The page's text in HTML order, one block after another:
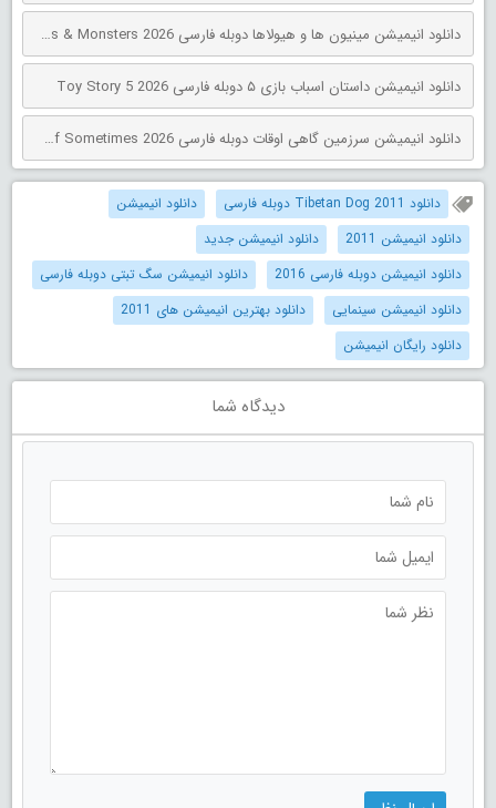
دانلود انیمیشن مینیون‌ ها و هیولاها دوبله فارسی Minions & Monsters 2026
دانلود انیمیشن داستان اسباب بازی ۵ دوبله فارسی Toy Story 5 2026
دانلود انیمیشن سرزمین گاهی اوقات دوبله فارسی The Land of Sometimes 2026
دانلود Tibetan Dog 2011 دوبله فارسی
دانلود انیمیشن
دانلود انیمیشن 2011
دانلود انیمیشن جدید
دانلود انیمیشن دوبله فارسی 2016
دانلود انیمیشن سگ تبتی دوبله فارسی
دانلود انیمیشن سینمایی
دانلود بهترین انیمیشن های 2011
دانلود رایگان انیمیشن
دیدگاه شما